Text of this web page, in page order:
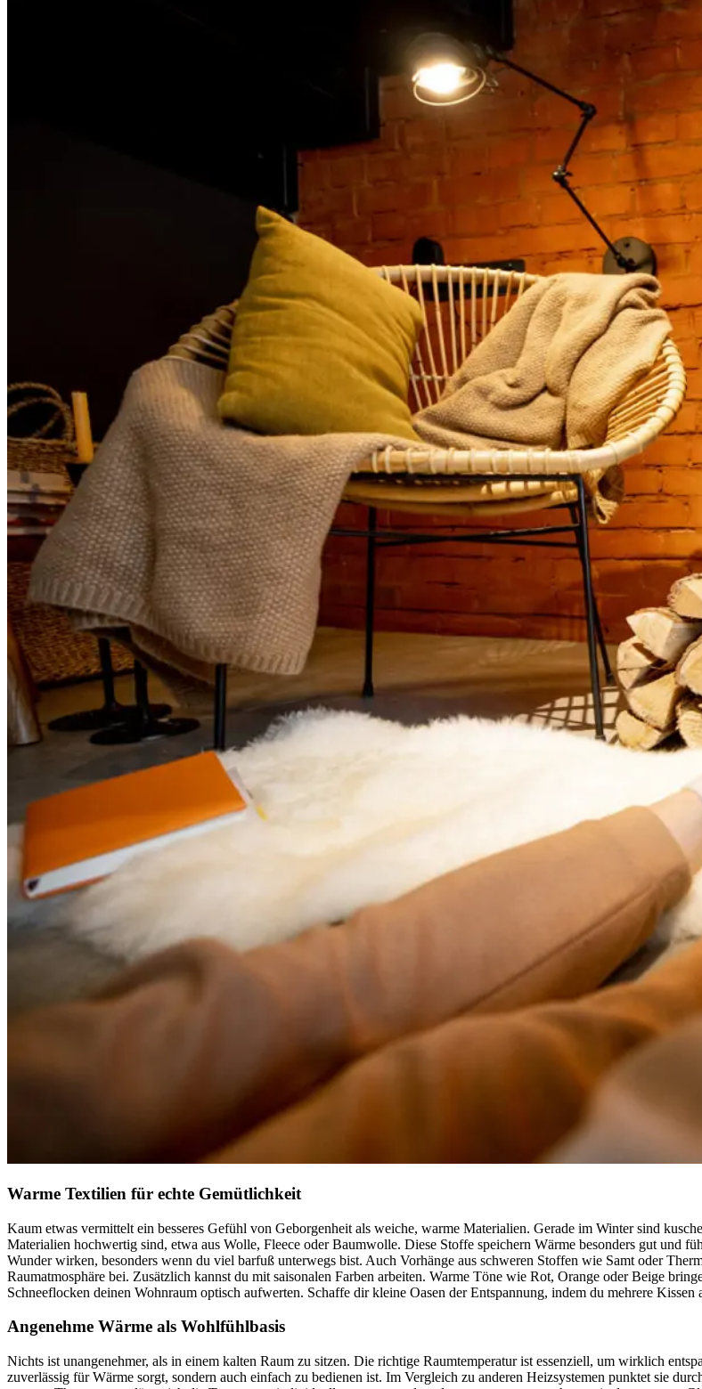
Warme Textilien für echte Gemütlichkeit
Kaum etwas vermittelt ein besseres Gefühl von Geborgenheit als weiche, warme Materialien. Gerade im Winter sind
Materialien hochwertig sind, etwa aus Wolle, Fleece oder Baumwolle. Diese Stoffe speichern Wärme besonders gut und
Wunder wirken, besonders wenn du viel barfuß unterwegs bist. Auch Vorhänge aus schweren Stoffen wie Samt oder
Raumatmosphäre bei. Zusätzlich kannst du mit saisonalen Farben arbeiten. Warme Töne wie Rot, Orange oder Beige
Schneeflocken deinen Wohnraum optisch aufwerten. Schaffe dir kleine Oasen der Entspannung, indem du mehrere
Angenehme Wärme als Wohlfühlbasis
Nichts ist unangenehmer, als in einem kalten Raum zu sitzen. Die richtige Raumtemperatur ist essenziell, um wirklich
zuverlässig für Wärme sorgt, sondern auch einfach zu bedienen ist. Im Vergleich zu anderen Heizsystemen punktet sie